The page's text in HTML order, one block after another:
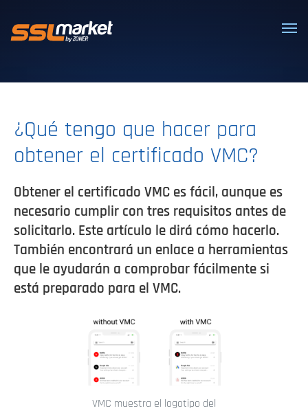
Certificados SSL/TLS confiables
¿Qué tengo que hacer para
obtener el certificado VMC?
Obtener el certificado VMC es fácil, aunque es
necesario cumplir con tres requisitos antes de
solicitarlo. Este artículo le dirá cómo hacerlo.
También encontrará un enlace a herramientas
que le ayudarán a comprobar fácilmente si
está preparado para el VMC.
VMC muestra el logotipo del